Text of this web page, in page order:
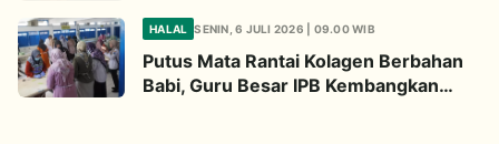
HALAL SENIN, 6 JULI 2026 | 09.00 WIB
Putus Mata Rantai Kolagen Berbahan
Babi, Guru Besar IPB Kembangkan